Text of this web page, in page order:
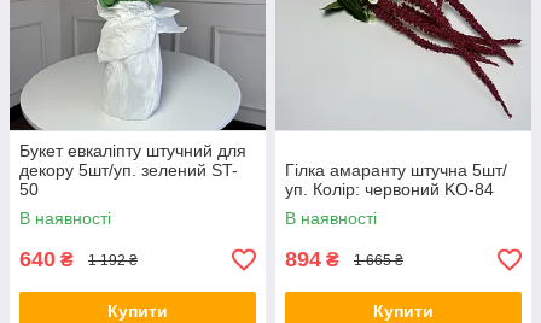
Букет евкаліпту штучний для
декору 5шт/уп. зелений ST-
50
В наявності
640 ₴ 1 192 ₴
Купити
Гілка амаранту штучна 5шт/
уп. Колір: червоний KO-84
В наявності
894 ₴ 1 665 ₴
Купити